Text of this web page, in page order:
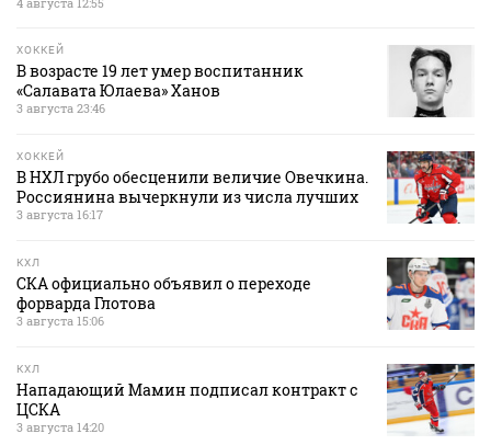
ХОККЕЙ
В возрасте 19 лет умер воспитанник
«Салавата Юлаева» Ханов
3 августа 23:46
ХОККЕЙ
В НХЛ грубо обесценили величие Овечкина.
Россиянина вычеркнули из числа лучших
3 августа 16:17
КХЛ
СКА официально объявил о переходе
форварда Глотова
3 августа 15:06
КХЛ
Нападающий Мамин подписал контракт с
ЦСКА
3 августа 14:20